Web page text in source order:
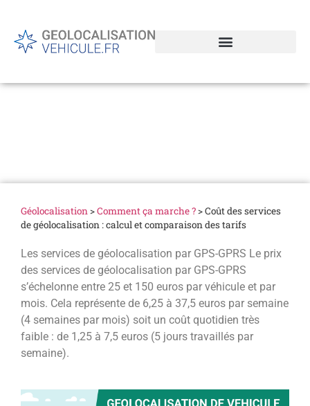
Géolocalisation>Comment ça marche ?>Coût des services
de géolocalisation : calcul et comparaison des tarifs
Les services de géolocalisation par GPS-GPRS Le prix
des services de géolocalisation par GPS-GPRS
s’échelonne entre 25 et 150 euros par véhicule et par
mois. Cela représente de 6,25 à 37,5 euros par semaine
(4 semaines par mois) soit un coût quotidien très
faible : de 1,25 à 7,5 euros (5 jours travaillés par
semaine).